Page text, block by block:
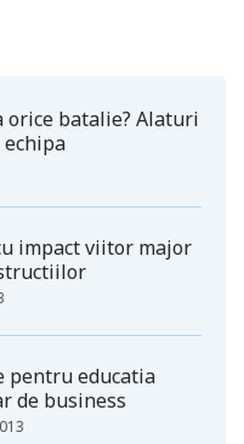
orice batalie? Alaturi
echipa
impact viitor major
pentru educatia
de business